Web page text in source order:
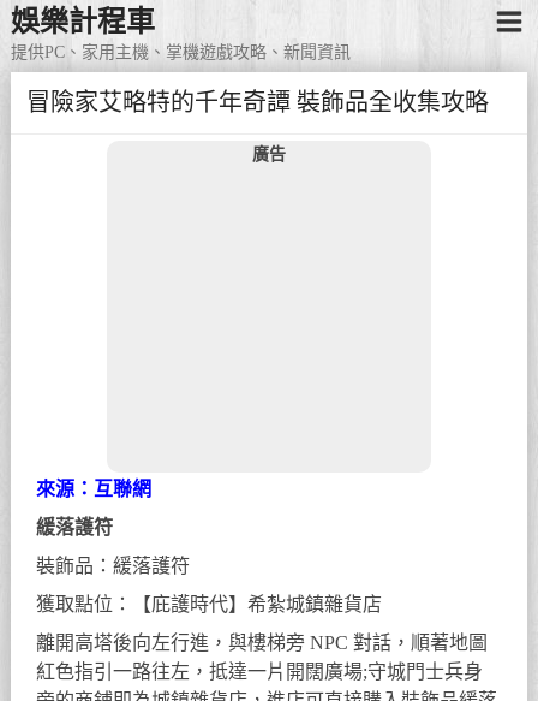
娛樂計程車
提供PC、家用主機、掌機遊戲攻略、新聞資訊
冒險家艾略特的千年奇譚 裝飾品全收集攻略
廣告
來源：互聯網
緩落護符
裝飾品：緩落護符
獲取點位：【庇護時代】希紮城鎮雜貨店
離開高塔後向左行進，與樓梯旁 NPC 對話，順著地圖
紅色指引一路往左，抵達一片開闊廣場;守城門士兵身